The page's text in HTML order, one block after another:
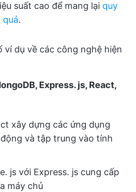
suất cao để mang lại quy
quả.
ví dụ về các công nghệ hiện
Express. js, React,
xây dựng các ứng dụng
và tập trung vào tính
js với Express. js cung cấp
máy chủ